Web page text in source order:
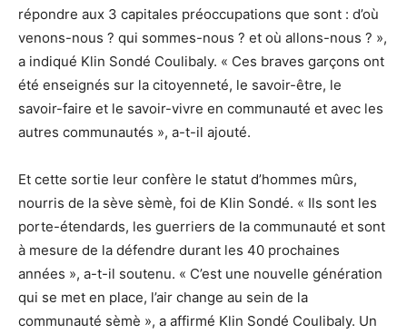
répondre aux 3 capitales préoccupations que sont : d’où
venons-nous ? qui sommes-nous ? et où allons-nous ? »,
a indiqué Klin Sondé Coulibaly. « Ces braves garçons ont
été enseignés sur la citoyenneté, le savoir-être, le
savoir-faire et le savoir-vivre en communauté et avec les
autres communautés », a-t-il ajouté.
Et cette sortie leur confère le statut d’hommes mûrs,
nourris de la sève sèmè, foi de Klin Sondé. « Ils sont les
porte-étendards, les guerriers de la communauté et sont
à mesure de la défendre durant les 40 prochaines
années », a-t-il soutenu. « C’est une nouvelle génération
qui se met en place, l’air change au sein de la
communauté sèmè », a affirmé Klin Sondé Coulibaly. Un